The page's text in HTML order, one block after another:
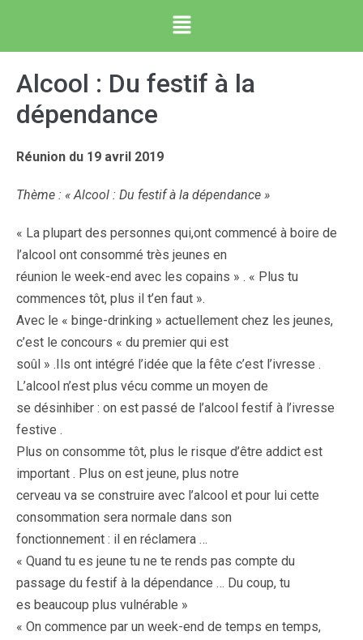
Alcool : Du festif à la
dépendance
Réunion du 19 avril 2019
Thème : « Alcool : Du festif à la dépendance »
« La plupart des personnes qui,ont commencé à boire de
l’alcool ont consommé très jeunes en
réunion le week-end avec les copains » . « Plus tu
commences tôt, plus il t’en faut ».
Avec le « binge-drinking » actuellement chez les jeunes,
c’est le concours « du premier qui est
soûl » .Ils ont intégré l’idée que la fête c’est l’ivresse .
L’alcool n’est plus vécu comme un moyen de
se désinhiber : on est passé de l’alcool festif à l’ivresse
festive .
Plus on consomme tôt, plus le risque d’être addict est
important . Plus on est jeune, plus notre
cerveau va se construire avec l’alcool et pour lui cette
consommation sera normale dans son
fonctionnement : il en réclamera …
« Quand tu es jeune tu ne te rends pas compte du
passage du festif à la dépendance … Du coup, tu
es beaucoup plus vulnérable »
« On commence par un week-end de temps en temps,